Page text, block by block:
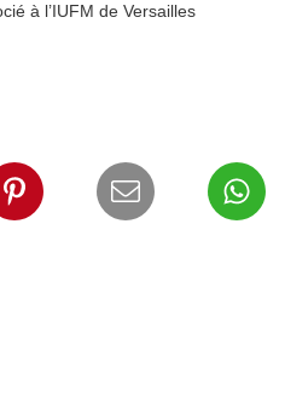
à l’IUFM de Versailles